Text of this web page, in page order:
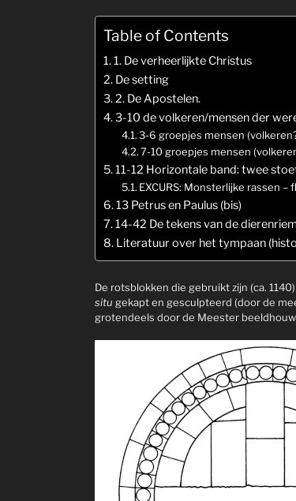
Table of Contents
1. De verheerlijkte Christus
De setting
2. De Apostelen.
3-10 de volkeren/mensen der
3-6 groepjes mensen
7-10 groepjes mensen
11-12 Horizontale band: twee
EXCURS: Monsterlijke rassen
13 Petrus en Paulus (bis)
14-42 De tekens van de
Literatuur over het tympaan
De rotsblokken die gebruikt zijn (ca.
situ gekapt en gesculpteerd (door de
grotendeels door de Meester